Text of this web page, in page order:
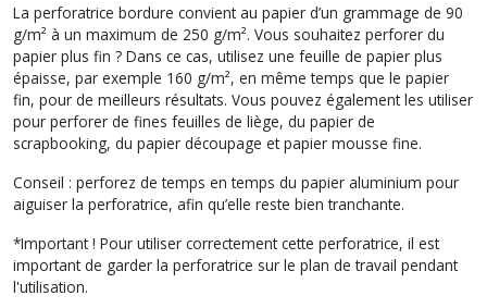
La perforatrice bordure convient au papier d’un grammage de 90
g/m² à un maximum de 250 g/m². Vous souhaitez perforer du
papier plus fin ? Dans ce cas, utilisez une feuille de papier plus
épaisse, par exemple 160 g/m², en même temps que le papier
fin, pour de meilleurs résultats. Vous pouvez également les utiliser
pour perforer de fines feuilles de liège, du papier de
scrapbooking, du papier découpage et papier mousse fine.
Conseil : perforez de temps en temps du papier aluminium pour
aiguiser la perforatrice, afin qu’elle reste bien tranchante.
*Important ! Pour utiliser correctement cette perforatrice, il est
important de garder la perforatrice sur le plan de travail pendant
l'utilisation.